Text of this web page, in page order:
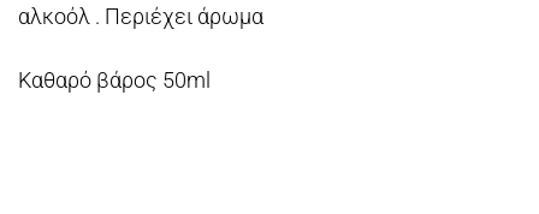
αλκοόλ . Περιέχει άρωμα
Kαθαρό βάρος 50ml